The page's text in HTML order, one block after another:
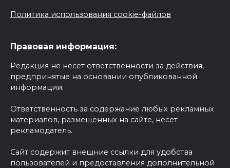
Политика использования cookie-файлов
Правовая информация:
Редакция не несет ответственности за действия,
предпринятые на основании опубликованной
информации.
Ответственность за содержание любых рекламных
материалов, размещенных на сайте, несет
рекламодатель.
Сайт содержит внешние ссылки для удобства
пользователей и предоставления дополнительной